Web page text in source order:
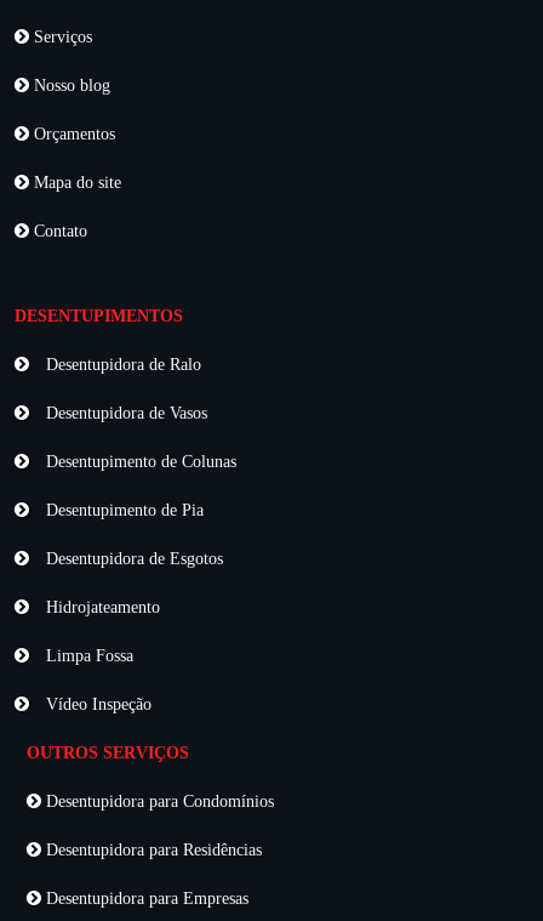
Serviços
Nosso blog
Orçamentos
Mapa do site
Contato
DESENTUPIMENTOS
Desentupidora de Ralo
Desentupidora de Vasos
Desentupimento de Colunas
Desentupimento de Pia
Desentupidora de Esgotos
Hidrojateamento
Limpa Fossa
Vídeo Inspeção
OUTROS SERVIÇOS
Desentupidora para Condomínios
Desentupidora para Residências
Desentupidora para Empresas